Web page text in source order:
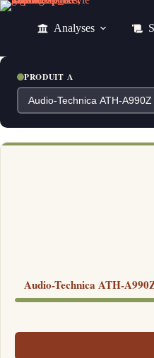
Passer
Analyses
PRODUIT A
Audio-Technica ATH-